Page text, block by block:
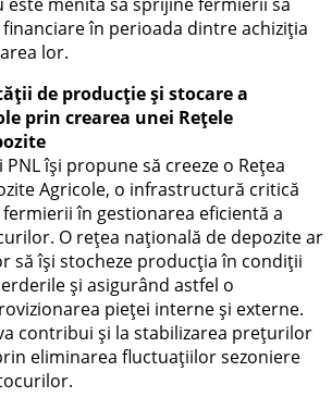
în perioada dintre achiziția
lor.
de producție și stocare a
prin crearea unei Rețele
își propune să creeze o Rețea
Agricole, o infrastructură critică
în gestionarea eficientă a
O rețea națională de depozite ar
să își stocheze producția în condiții
și asigurând astfel o
pieței interne și externe.
contribui și la stabilizarea prețurilor
eliminarea fluctuațiilor sezoniere